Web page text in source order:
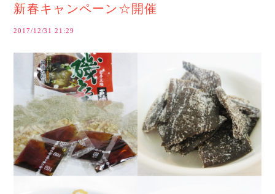
新春キャンペーン☆開催
2017/12/31 21:29